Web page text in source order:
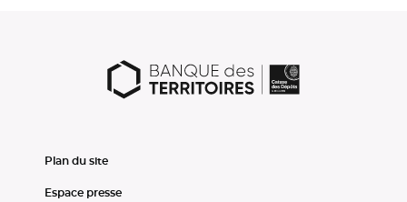
Plan du site
Espace presse